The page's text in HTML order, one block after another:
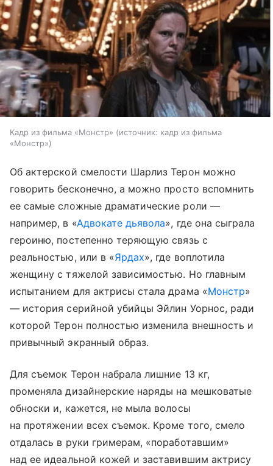
Кадр из фильма «Монстр» источник: кадр из фильма
«Монстр»
Об актерской смелости Шарлиз Терон можно
говорить бесконечно, а можно просто вспомнить
ее самые сложные драматические роли —
например, в «Адвокате дьявола», где она сыграла
героиню, постепенно теряющую связь с
реальностью, или в «Ярдах», где воплотила
женщину с тяжелой зависимостью. Но главным
испытанием для актрисы стала драма «Монстр»
— история серийной убийцы Эйлин Уорнос, ради
которой Терон полностью изменила внешность и
привычный экранный образ.
Для съемок Терон набрала лишние 13 кг,
променяла дизайнерские наряды на мешковатые
обноски и, кажется, не мыла волосы
на протяжении всех съемок. Кроме того, смело
отдалась в руки гримерам, «поработавшим»
над ее идеальной кожей и заставившим актрису